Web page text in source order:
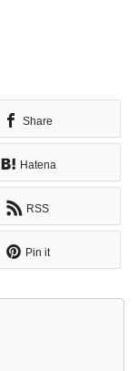
Share
Hatena
RSS
Pin it